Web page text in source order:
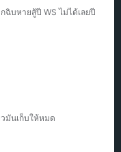
ฉิบหายสู้ปี WS ไม่ได้เลยปี
มันเก็บให้หมด